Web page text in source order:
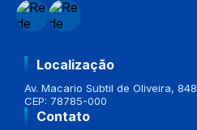
Localização
Av. Macario Subtil de Oliveira, 848
CEP: 78785-000
Contato